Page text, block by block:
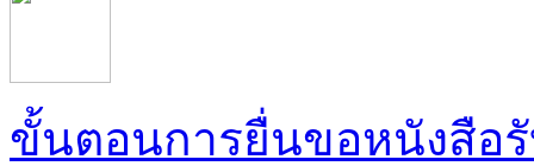
ขั้นตอนการยื่นขอหนังสือ